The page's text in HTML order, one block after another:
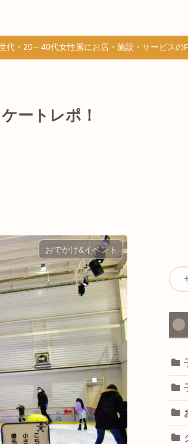
・20～40代女性層にお店・施設・サービスの
ートレポ！
おでかけ&イベント